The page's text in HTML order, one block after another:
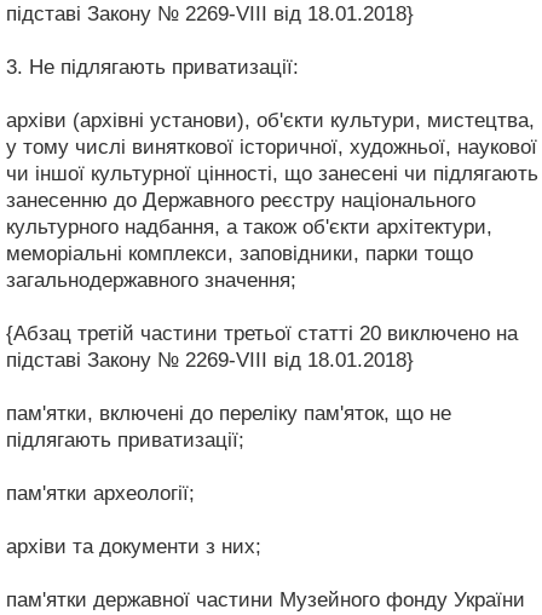
підставі Закону № 2269-VIII від 18.01.2018}
3. Не підлягають приватизації:
архіви (архівні установи), об'єкти культури, мистецтва,
у тому числі виняткової історичної, художньої, наукової
чи іншої культурної цінності, що занесені чи підлягають
занесенню до Державного реєстру національного
культурного надбання, а також об'єкти архітектури,
меморіальні комплекси, заповідники, парки тощо
загальнодержавного значення;
{Абзац третій частини третьої статті 20 виключено на
підставі Закону № 2269-VIII від 18.01.2018}
пам'ятки, включені до переліку пам'яток, що не
підлягають приватизації;
пам'ятки археології;
архіви та документи з них;
пам'ятки державної частини Музейного фонду України